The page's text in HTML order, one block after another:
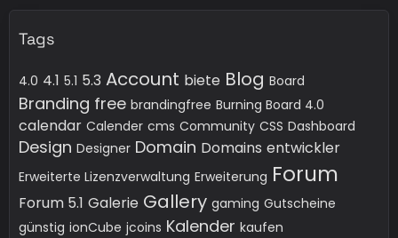
Tags
4.0 4.1 5.1 5.3 Account biete Blog Board
Branding free brandingfree Burning Board 4.0
calendar Calender cms Community CSS Dashboard
Design Designer Domain Domains entwickler
Erweiterte Lizenzverwaltung Erweiterung Forum
Forum 5.1 Galerie Gallery gaming Gutscheine
günstig ionCube jcoins Kalender kaufen